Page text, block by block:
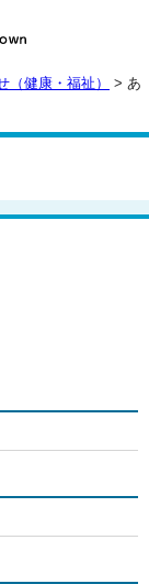
（健康・福祉）
> あ